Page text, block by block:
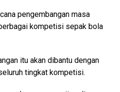
pengembangan masa
kompetisi sepak bola
itu akan dibantu dengan
tingkat kompetisi.